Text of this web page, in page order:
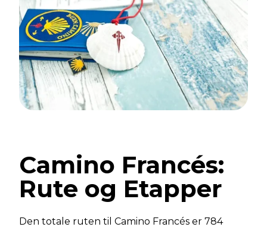
Camino Francés:
Rute og Etapper
Den totale ruten til Camino Francés er 784